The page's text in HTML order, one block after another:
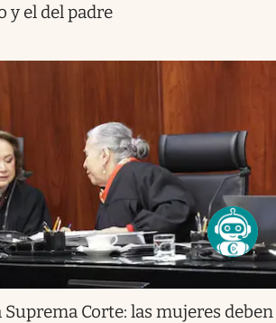
y el del padre
Corte: las mujeres deben